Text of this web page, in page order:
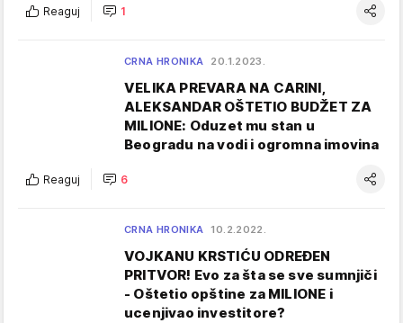
Reaguj 1
CRNA HRONIKA 20.1.2023.
VELIKA PREVARA NA CARINI,
ALEKSANDAR OŠTETIO BUDŽET ZA
MILIONE: Oduzet mu stan u
Beogradu na vodi i ogromna imovina
Reaguj 6
CRNA HRONIKA 10.2.2022.
VOJKANU KRSTIĆU ODREĐEN
PRITVOR! Evo za šta se sve sumnjiči
- Oštetio opštine za MILIONE i
ucenjivao investitore?